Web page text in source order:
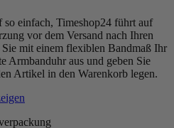
einfach, Timeshop24 führt auf
vor dem Versand nach Ihren
mit einem flexiblen Bandmaß Ihr
Armbanduhr aus und geben Sie
Artikel in den Warenkorb legen.